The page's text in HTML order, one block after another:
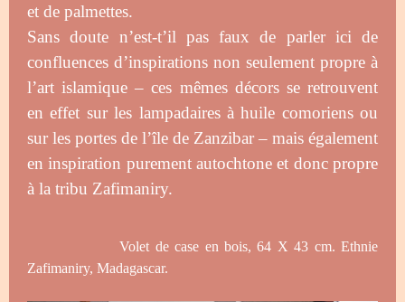
et de palmettes.
Sans doute n’est-t’il pas faux de parler ici de
confluences d’inspirations non seulement propre à
l’art islamique – ces mêmes décors se retrouvent
en effet sur les lampadaires à huile comoriens ou
sur les portes de l’île de Zanzibar – mais également
en inspiration purement autochtone et donc propre
à la tribu Zafimaniry.
Volet de case en bois, 64 X 43 cm. Ethnie
Zafimaniry, Madagascar.